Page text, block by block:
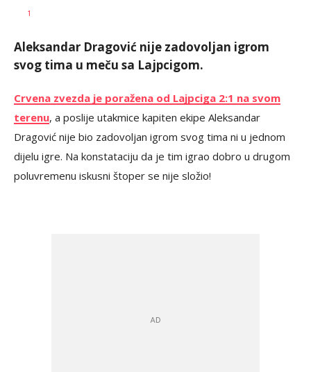
AUTOR
1
Aleksandar Dragović nije zadovoljan igrom
svog tima u meču sa Lajpcigom.
Crvena zvezda je poražena od Lajpciga 2:1 na svom
terenu, a poslije utakmice kapiten ekipe Aleksandar
Dragović nije bio zadovoljan igrom svog tima ni u jednom
dijelu igre. Na konstataciju da je tim igrao dobro u drugom
poluvremenu iskusni štoper se nije složio!